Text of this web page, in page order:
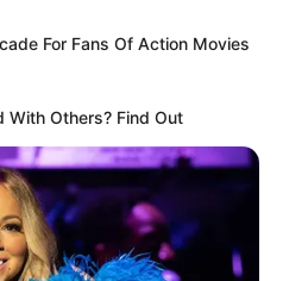
ΟΡΟΙ ΧΡΗΣΗΣ
For Fans Of Action Movies
With Others? Find Out